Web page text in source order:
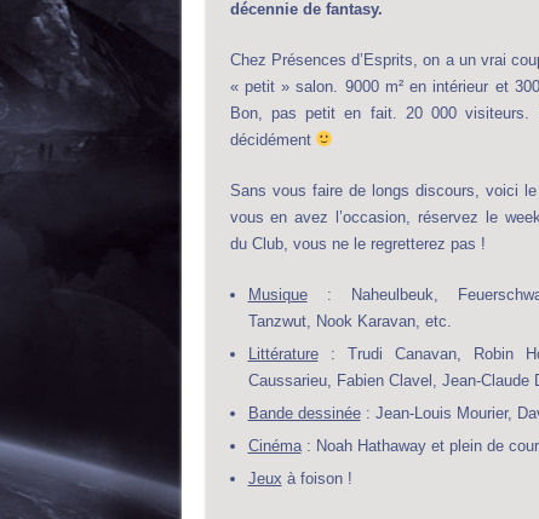
décennie de fantasy.
Chez Présences d’Esprits, on a un vrai
« petit » salon. 9000 m² en intérieur et
Bon, pas petit en fait. 20 000
décidément
Sans vous faire de longs discours, voici
vous en avez l’occasion, réservez le
du Club, vous ne le regretterez pas !
Musique: Naheulbeuk,
Tanzwut, Nook Karavan, etc.
Littérature: Trudi Canavan, Robin
Caussarieu, Fabien Clavel, Jean-Claude
Bande dessinée: Jean-Louis Mourier,
Cinéma: Noah Hathaway et plein de
Jeux à foison !